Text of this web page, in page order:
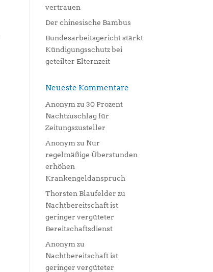
vertrauen
Der chinesische Bambus
Bundesarbeitsgericht stärkt
Kündigungsschutz bei
geteilter Elternzeit
Neueste Kommentare
Anonym zu30 Prozent
Nachtzuschlag für
Zeitungszusteller
Anonym zu Nur
regelmäßige Überstunden
erhöhen
Krankengeldanspruch
Thorsten Blaufelder zu
Nachtbereitschaft ist
geringer vergüteter
Bereitschaftsdienst
Anonym zu
Nachtbereitschaft ist
geringer vergüteter